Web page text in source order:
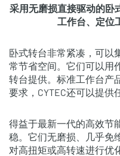
采用无磨损直接驱动的卧
工作台、定位
卧式转台非常紧凑，可以
常节省空间。它们可以用
转台提供。标准工作台产
要求，CYTEC还可以提供
得益于最新一代的高效节
稳。它们无磨损、几乎免
对高扭矩或高转速进行优